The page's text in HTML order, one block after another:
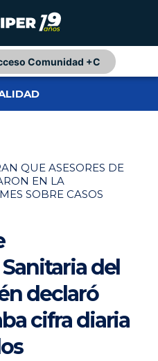
Comunidad +C
QUE ASESORES DE
EN LA
SOBRE CASOS
del
declaró
cifra diaria